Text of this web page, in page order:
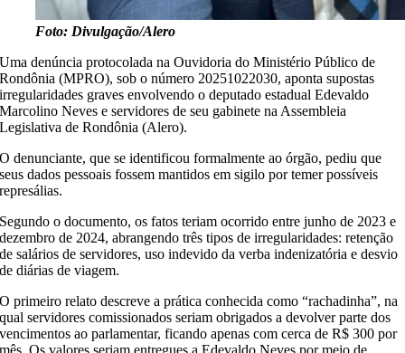
Foto: Divulgação/Alero
Uma denúncia protocolada na Ouvidoria do Ministério Público de
Rondônia (MPRO), sob o número 20251022030, aponta supostas
irregularidades graves envolvendo o deputado estadual Edevaldo
Marcolino Neves e servidores de seu gabinete na Assembleia
Legislativa de Rondônia (Alero).
O denunciante, que se identificou formalmente ao órgão, pediu que
seus dados pessoais fossem mantidos em sigilo por temer possíveis
represálias.
Segundo o documento, os fatos teriam ocorrido entre junho de 2023 e
dezembro de 2024, abrangendo três tipos de irregularidades: retenção
de salários de servidores, uso indevido da verba indenizatória e desvio
de diárias de viagem.
O primeiro relato descreve a prática conhecida como “rachadinha”, na
qual servidores comissionados seriam obrigados a devolver parte dos
vencimentos ao parlamentar, ficando apenas com cerca de R$ 300 por